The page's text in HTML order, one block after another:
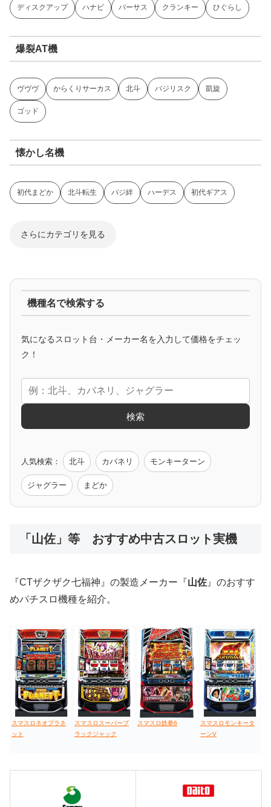
ディスクアップ ハナビ バーサス クランキー ひぐらし
爆裂AT機
ヴヴヴ からくりサーカス 北斗 バジリスク 凱旋
ゴッド
懐かし名機
初代まどか 北斗転生 バジ絆 ハーデス 初代ギアス
さらにカテゴリを見る
マイジャグ ファンキー アイム ゴージャグ ハッピー
アニメタイアップ
エヴァ コードギアス 化物語 炎炎ノ消防隊
モンハン バイオ ペルソナ
機種名で検索する
気になるスロット台・メーカー名を入力して価格をチェッ
ク！
検索
人気検索： 北斗 カバネリ モンキーターン
ジャグラー まどか
「山佐」等 おすすめ中古スロット実機
『CTザクザク七福神』の製造メーカー『山佐 』のおすす
めパチスロ機種を紹介。
スマスロネオプラネ
ット
スマスロスーパーブ
ラックジャック
スマスロ鉄拳6
スマスロモンキータ
ーンV